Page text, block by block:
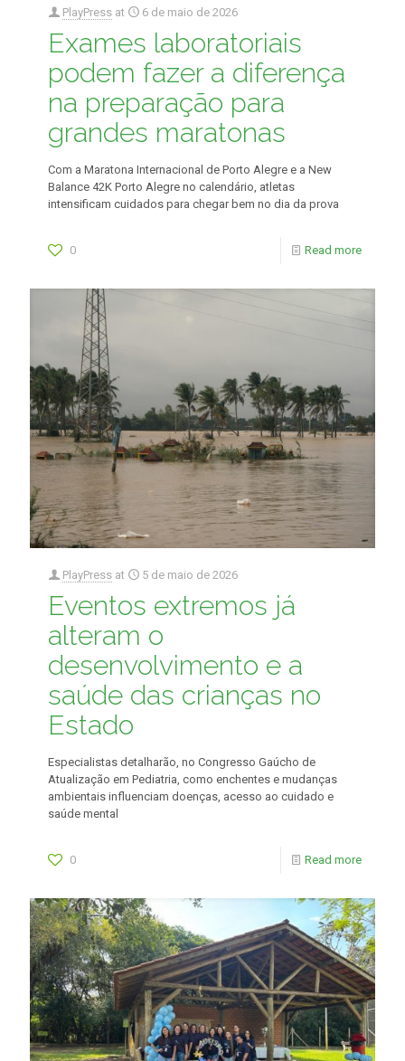
PlayPress at 6 de maio de 2026
Exames laboratoriais
podem fazer a diferença
na preparação para
grandes maratonas
Com a Maratona Internacional de Porto Alegre e a New
Balance 42K Porto Alegre no calendário, atletas
intensificam cuidados para chegar bem no dia da prova
0 Read more
PlayPress at 5 de maio de 2026
Eventos extremos já
alteram o
desenvolvimento e a
saúde das crianças no
Estado
Especialistas detalharão, no Congresso Gaúcho de
Atualização em Pediatria, como enchentes e mudanças
ambientais influenciam doenças, acesso ao cuidado e
saúde mental
0 Read more